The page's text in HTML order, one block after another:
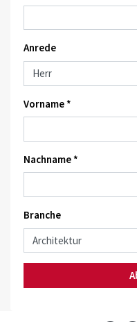
Anrede
Vorname *
Nachname *
Branche